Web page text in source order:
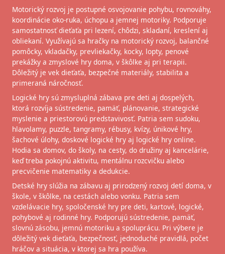
Motorický rozvoj je postupné osvojovanie pohybu, rovnováhy,
koordinácie oko-ruka, úchopu a jemnej motoriky. Podporuje
samostatnosť dieťaťa pri lezení, chôdzi, skladaní, kreslení aj
obliekaní. Využívajú sa hračky na motorický rozvoj, balančné
pomôcky, vkladačky, prevliekačky, kocky, lopty, penové
prekážky a zmyslové hry doma, v škôlke aj pri terapii.
Dôležitý je vek dieťaťa, bezpečné materiály, stabilita a
primeraná náročnosť.
Logické hry sú zmysluplná zábava pre deti aj dospelých,
ktorá rozvíja sústredenie, pamäť, plánovanie, strategické
myslenie a priestorovú predstavivosť. Patria sem sudoku,
hlavolamy, puzzle, tangramy, rébusy, kvízy, únikové hry,
šachové úlohy, doskové logické hry aj logické hry online.
Hodia sa domov, do školy, na cesty, do družiny aj kancelárie,
keď treba pokojnú aktivitu, mentálnu rozcvičku alebo
precvičenie matematiky a dedukcie.
Detské hry slúžia na zábavu aj prirodzený rozvoj detí doma, v
škole, v škôlke, na cestách alebo vonku. Patria sem
vzdelávacie hry, spoločenské hry pre deti, kartové, logické,
pohybové aj rodinné hry. Podporujú sústredenie, pamäť,
slovnú zásobu, jemnú motoriku a spoluprácu. Pri výbere je
dôležitý vek dieťaťa, bezpečnosť, jednoduché pravidlá, počet
hráčov a situácia, v ktorej sa hra používa.